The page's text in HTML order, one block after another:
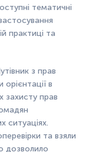
тематичні
практиці та
з прав
в
захисту прав
ситуаціях.
та взяли
дозволило